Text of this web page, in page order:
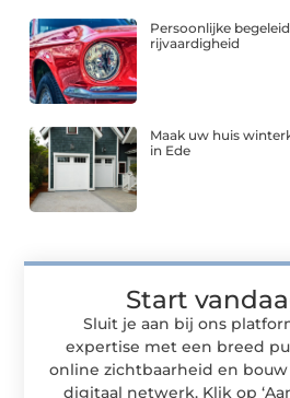
Persoonlijke
rijvaardigheid
Maak uw huis
in Ede
Start
Sluit je aan bij ons
expertise met een breed
online zichtbaarheid en
digitaal netwerk. Klik op